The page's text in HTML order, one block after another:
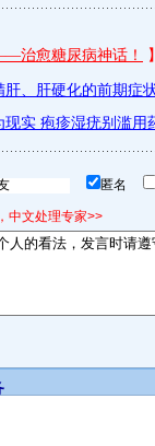
匿名
中文处理专家>>